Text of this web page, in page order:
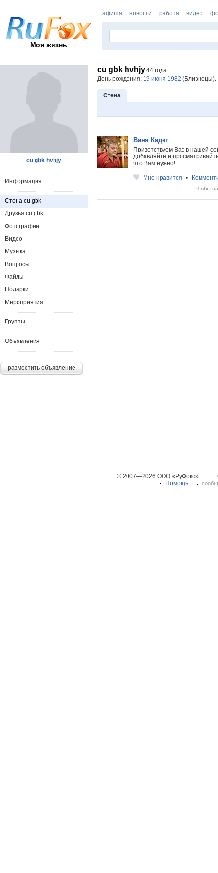
Моя жизнь
афиша новости работа видео
cu gbk hvhjy 44 года
День рождения: 19 июня 1982 (Близнецы).
Стена
Ваня Кадет
Приветствуем Вас в нашей
добавляйте и
что Вам нужно!
Мне нравится •
Чтобы
cu gbk hvhjy
Информация
Стена cu gbk
Друзья cu gbk
Фотографии
Видео
Музыка
Вопросы
Файлы
Подарки
Мероприятия
Группы
Объявления
разместить объявление
© 2007—2026 ООО «РуФокс»
Помощь